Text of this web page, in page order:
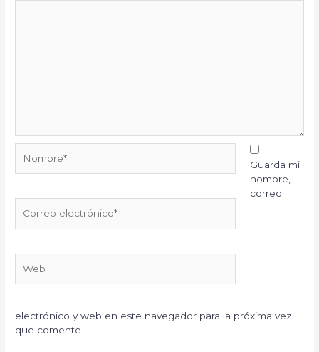
electrónico*
Guarda mi
nombre,
correo
electrónico y web en este navegador para la próxima vez
que comente.